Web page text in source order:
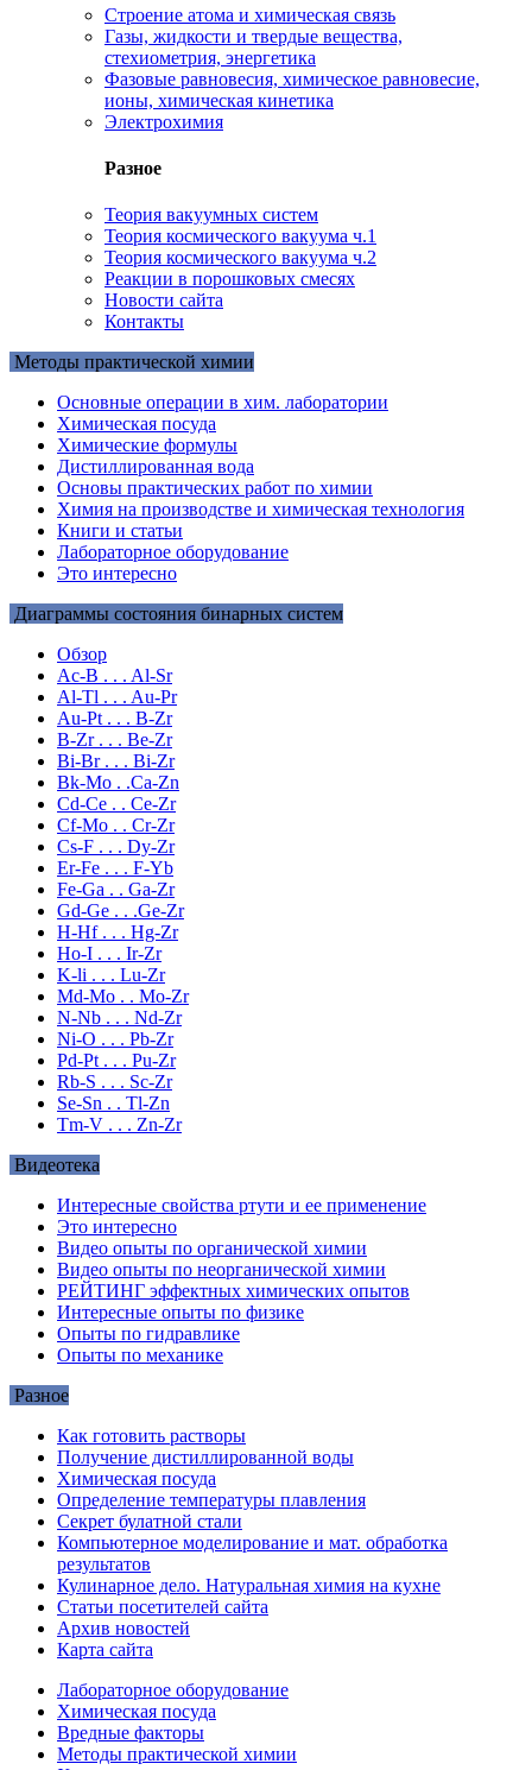
Cтроение атома и химическая связь
Газы, жидкости и твердые вещества,
стехиометрия, энергетика
Фазовые равновесия, химическое равновесие,
ионы, химическая кинетика
Электрохимия
Разное
Теория вакуумных систем
Теория космического вакуума ч.1
Теория космического вакуума ч.2
Реакции в порошковых смесях
Новости сайта
Контакты
Методы практической химии
Основные операции в хим. лаборатории
Химическая посуда
Химические формулы
Дистиллированная вода
Основы практических работ по химии
Химия на производстве и химическая технология
Книги и статьи
Лабораторное оборудование
Это интересно
Диаграммы состояния бинарных систем
Обзор
Ac-B . . . Al-Sr
Al-Tl . . . Au-Pr
Au-Pt . . . B-Zr
B-Zr . . . Be-Zr
Bi-Br . . . Bi-Zr
Bk-Mo . .Ca-Zn
Cd-Ce . . Ce-Zr
Cf-Mo . . Cr-Zr
Cs-F . . . Dy-Zr
Er-Fe . . . F-Yb
Fe-Ga . . Ga-Zr
Gd-Ge . . .Ge-Zr
H-Hf . . . Hg-Zr
Ho-I . . . Ir-Zr
K-li . . . Lu-Zr
Md-Mo . . Mo-Zr
N-Nb . . . Nd-Zr
Ni-O . . . Pb-Zr
Pd-Pt . . . Pu-Zr
Rb-S . . . Sc-Zr
Se-Sn . . Tl-Zn
Tm-V . . . Zn-Zr
Видеотека
Интересные свойства ртути и ее применение
Это интересно
Видео опыты по органической химии
Видео опыты по неорганической химии
РЕЙТИНГ эффектных химических опытов
Интересные опыты по физике
Опыты по гидравлике
Опыты по механике
Разное
Как готовить растворы
Получение дистиллированной воды
Химическая посуда
Определение температуры плавления
Секрет булатной стали
Компьютерное моделирование и мат. обработка
результатов
Кулинарное дело. Натуральная химия на кухне
Статьи посетителей сайта
Архив новостей
Карта сайта
Лабораторное оборудование
Химическая посуда
Вредные факторы
Методы практической химии